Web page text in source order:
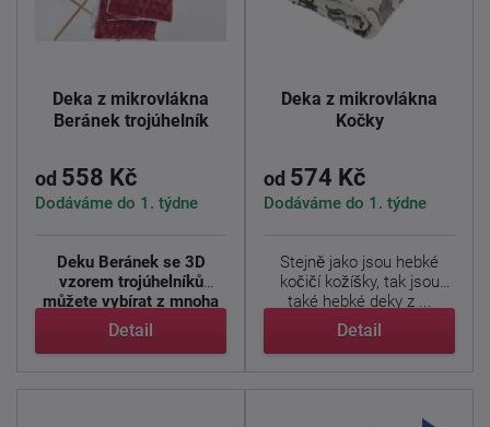
Deka z mikrovlákna
Beránek trojúhelník
od 558 Kč
Dodáváme do 1. týdne
Deku Beránek se 3D
vzorem trojúhelníků
můžete vybírat z mnoha
krásně ...
Detail
Deka z mikrovlákna
Kočky
od 574 Kč
Dodáváme do 1. týdne
Stejně jako jsou hebké
kočičí kožíšky, tak jsou
také hebké deky z ...
Detail